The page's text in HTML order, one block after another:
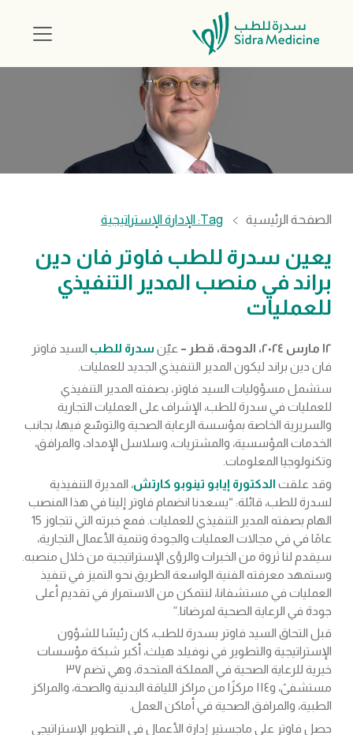
الصفحة الرئيسية Tag: الإدارة الإستراتيجية
يعين سدرة للطب فاوتر فان دين
براند في منصب المدير التنفيذي
للعمليات
١٢ مارس ٢٠٢٤، الدوحة، قطر – عيّن سدرة للطب السيد فاوتر
فان دين براند ليكون المدير التنفيذي الجديد للعمليات.
ستشمل مسؤوليات السيد فاوتر، بصفته المدير التنفيذي
للعمليات في سدرة للطب، الإشراف على العمليات التجارية
والسريرية الخاصة بمؤسسة الرعاية الصحية والتوسّع فيها، بجانب
الخدمات المؤسسية، والمشتريات، وسلاسل الإمداد، والمرافق،
وتكنولوجيا المعلومات.
وقد علقت الدكتورة إيابو تينوبو كارتش، المديرة التنفيذية
لسدرة للطب، قائلة: “يسعدنا انضمام فاوتر إلينا في هذا المنصب
الهام بصفته المدير التنفيذي للعمليات. فمع خبرته التي تتجاوز 15
عامًا في في مجالات العمليات والجودة وتنمية الأعمال التجارية،
سيقدم لنا ثروة من الخبرات والرؤى الإستراتيجية من خلال منصبه.
وستمهد معرفته الفنية الواسعة الطريق نحو التميز في تنفيذ
العمليات في مستشفانا، لنتمكن من الاستمرار في تقديم أعلى
جودة في الرعاية الصحية لمرضانا.”
قبل التحاق السيد فاوتر بسدرة للطب، كان رئيسًا للشؤون
الإستراتيجية والتطوير في نوفيلد هيلث، أكبر شبكة مؤسسات
خيرية للرعاية الصحية في المملكة المتحدة، وهي تضم ٣٧
مستشفىً، و١١٤ مركزًا من مراكز اللياقة البدنية والصحة، والمراكز
الطبية، والمرافق الصحية في أماكن العمل.
حصل فاوتر على ماجستير إدارة الأعمال في التطوير الإستراتيجي